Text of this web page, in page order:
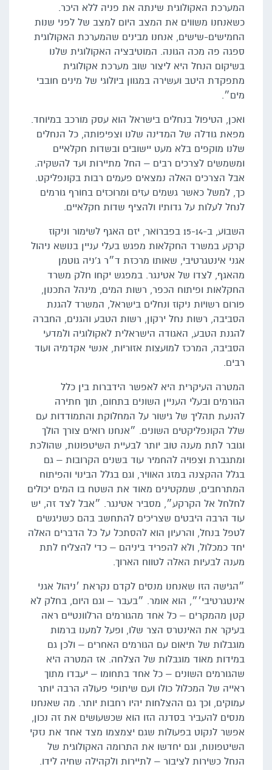
המערכת האקולוגית שינתה את פניה ללא היכר.
כשאנחנו משווים את המצב היום למצב של לפני שנות
החמישים-שישים, אנחנו מבינים שהמערכת האקולוגית
ספגה פה מכה הגונה. המוטיבציה האקולוגית שלנו
בשיקום הנחל היא ליצור שוב מערכת אקולוגית
מתפקדת היטב ועשירה במגוון ביולוגי של מינים חובבי
מים״.
ואכן, הטיפול בנחלים בישראל הוא עסק מורכב במיוחד.
מפאת גודלה של המדינה שלנו וצפיפותה, כל הנחלים
שלנו מוקפים בלא מעט יישובים ובשדות חקלאיים
ומשמשים לצרכים רבים – החל מתיירות ועד להשקיה.
אבל הצרכים האלה נמצאים פעמים רבות בקונפליקט.
כך, למשל כאשר גשמים עזים ומרוכזים בחורף גורמים
לנחל לעלות על גדותיו ולהציף שדות חקלאיים.
השבוע, ב-15-14 בפברואר, יזם האגף לשימור וניקוז
קרקע במשרד החקלאות מפגש בעלי עניין בנושא ניהול
אגני אינטגרטיבי, שאותו מרכזת ד״ר ג'ניה גוטמן
מהאגף, לצדו של אטינגר. במפגש יקחו חלק משרד
החקלאות ופיתוח הכפר, רשות המים, מינהל התכנון,
פורום רשויות ניקוז ונחלים בישראל, המשרד להגנת
הסביבה, רשות נחל ירקון, רשות הטבע והגנים, החברה
להגנת הטבע, האגודה הישראלית לאקולוגיה ולמדעי
הסביבה, המרכז למועצות אזוריות, אנשי אקדמיה ועוד
רבים.
המטרה העיקרית היא לאפשר הידברות בין כלל
הגורמים ובעלי העניין השונים בתחום, תוך חתירה
להנעת תהליך של גישור על המחלוקת והתמודדות עם
שלל הקונפליקטים השונים. ״אנחנו רואים צורך הולך
וגובר לתת מענה טוב יותר לבעיית השיטפונות, שהולכת
ומתגברת וצפויה להחמיר עוד בשנים הקרובות – גם
בגלל ההקצנה במזג האוויר, וגם בגלל הבינוי והפיתוח
המתרחבים, שמקטינים מאוד את השטח בו המים יכולים
לחלחל אל הקרקע״, מסביר אטינגר. ״אבל לצד זה, יש
עוד הרבה היבטים שצריכים להתחשב בהם כשניגשים
לטפל בנחל, והרעיון הוא להסתכל על כל הדברים האלה
יחד כמכלול, ולא להפריד ביניהם – כדי להצליח לתת
מענה לבעיות האלה לטווח הארוך.
״הגישה הזו שאנחנו מנסים לקדם נקראת ׳ניהול אגני
אינטגרטיבי׳״, הוא אומר. ״בעבר – וגם היום, בחלק לא
קטן מהמקרים – כל אחד מהגורמים הרלוונטיים ראה
בעיקר את האינטרס הצר שלו, ופעל למענו ברמות
מוגבלות של תיאום עם הגורמים האחרים – ולכן גם
במידות מאוד מוגבלות של הצלחה. אז המטרה היא
שהגורמים השונים – כל אחד בתחומו – יעבדו מתוך
ראייה של המכלול כולו ועם שיתופי פעולה הרבה יותר
עמוקים, וכך גם ההצלחות יהיו רחבות יותר. מה שאנחנו
מנסים להעביר בסדנה הזו הוא שכשעושים את זה נכון,
אפשר לנקוט בפעולות שגם יצמצמו מצד אחד את נזקי
השיטפונות, וגם יחדשו את התרומה האקולוגית של
הנחל כשירות לציבור – לתיירות ולקהילה שחיה לידו.